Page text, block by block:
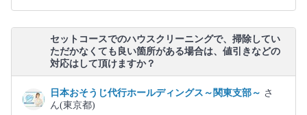
セットコースでのハウスクリーニングで、掃除してい
ただかなくても良い箇所がある場合は、値引きなどの
対応はして頂けますか？
日本おそうじ代行ホールディングス～関東支部～ さ
ん(東京都)